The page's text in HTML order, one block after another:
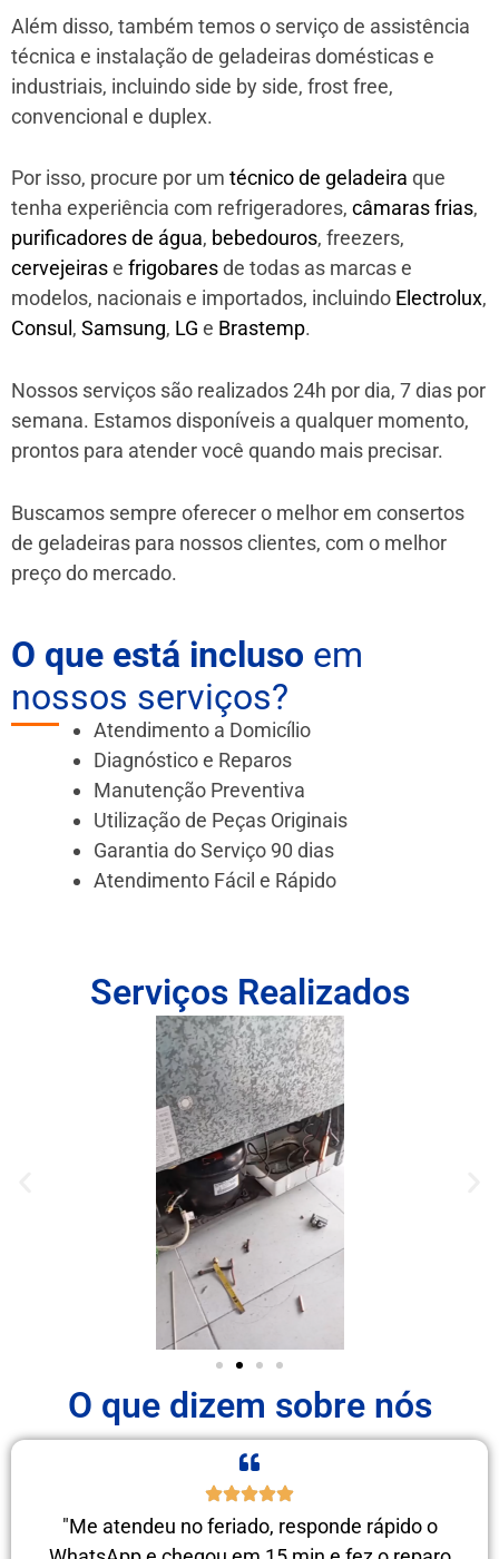
Além disso, também temos o serviço de assistência
técnica e instalação de geladeiras domésticas e
industriais, incluindo side by side, frost free,
convencional e duplex.
Por isso, procure por um técnico de geladeira que
tenha experiência com refrigeradores, câmaras frias,
purificadores de água, bebedouros, freezers,
cervejeirase frigobaresde todas as marcas e
modelos, nacionais e importados, incluindo Electrolux,
Consul , Samsung, LG e Brastemp.
Nossos serviços são realizados 24h por dia, 7 dias por
semana. Estamos disponíveis a qualquer momento,
prontos para atender você quando mais precisar.
Buscamos sempre oferecer o melhor em consertos
de geladeiras para nossos clientes, com o melhor
preço do mercado.
O que está incluso em
nossos serviços?
Atendimento a Domicílio
Diagnóstico e Reparos
Manutenção Preventiva
Utilização de Peças Originais
Garantia do Serviço 90 dias
Atendimento Fácil e Rápido
Serviços Realizados
O que dizem sobre nós
"Me atendeu no feriado, responde rápido o